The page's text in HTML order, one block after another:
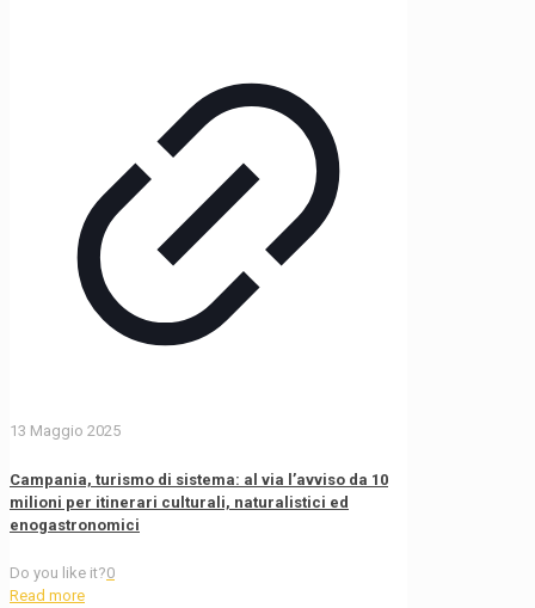
13 Maggio 2025
Campania, turismo di sistema: al via l’avviso da 10
milioni per itinerari culturali, naturalistici ed
enogastronomici
Do you like it?0
Read more